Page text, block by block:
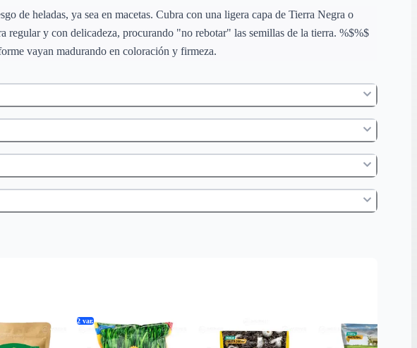
heladas, ya sea en macetas. Cubra con una ligera capa de Tierra Negra o
regular y con delicadeza, procurando "no rebotar" las semillas de la tierra. %$%$
vayan madurando en coloración y firmeza.
2 var.